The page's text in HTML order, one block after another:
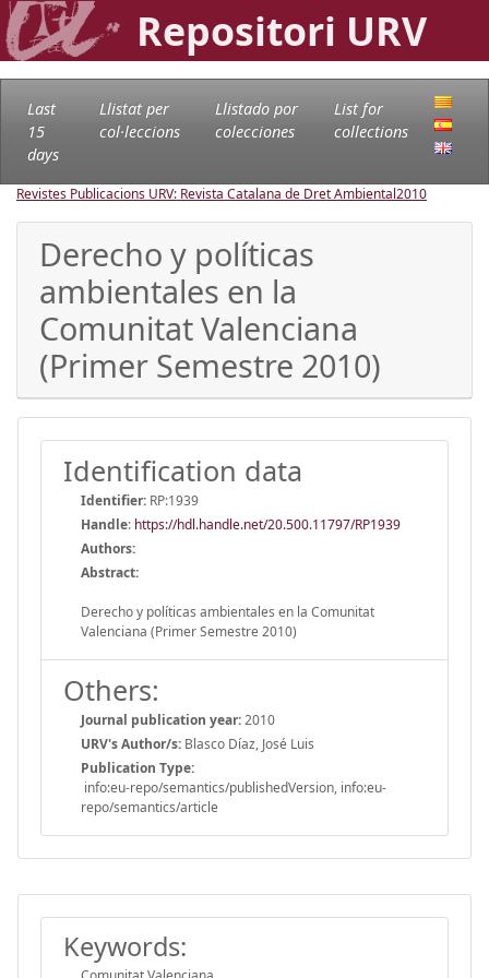
Repositori URV
Last
15
days
Llistat per
col·leccions
Llistado por
colecciones
List for
collections
Revistes Publicacions URV: Revista Catalana de Dret Ambiental2010
Derecho y políticas
ambientales en la
Comunitat Valenciana
(Primer Semestre 2010)
Identification data
Identifier: RP:1939
Handle: https://hdl.handle.net/20.500.11797/RP1939
Authors:
Abstract:
Derecho y políticas ambientales en la Comunitat
Valenciana (Primer Semestre 2010)
Others:
Journal publication year:2010
URV's Author/s: Blasco Díaz, José Luis
Publication Type:
info:eu-repo/semantics/publishedVersion, info:eu-
repo/semantics/article
Keywords: